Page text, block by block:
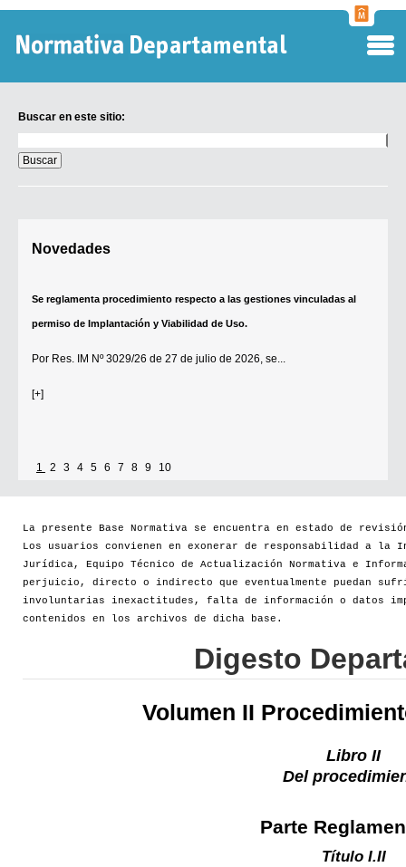
Buscar en este sitio:
en
este
sitio:
Novedades
Se reglamenta procedimiento respecto a las gestiones vinculadas al
permiso de Implantación y Viabilidad de Uso.
Por Res. IM Nº 3029/26 de 27 de julio de 2026, se...
[+]
1 2 3 4 5 6 7 8 9 10
La presente Base Normativa se encuentra en estado de
Los usuarios convienen en exonerar de responsabilidad a la
Jurídica, Equipo Técnico de Actualización Normativa e
perjuicio, directo o indirecto que eventualmente puedan
involuntarias inexactitudes, falta de información o datos
contenidos en los archivos de dicha base.
Digesto
Volumen II
Libro II
Del
Parte
Título I.II